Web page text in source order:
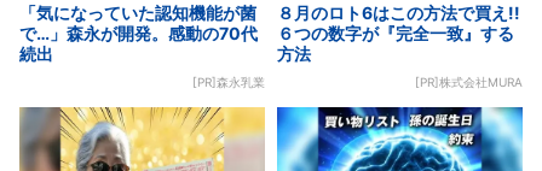
「気になっていた認知機能が菌
で…」森永が開発。感動の70代
続出
[PR]森永乳業
８月のロト6はこの方法で買え!!
６つの数字が『完全一致』する
方法
[PR]株式会社MURA